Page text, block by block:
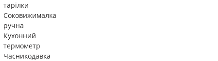
тарілки
Соковижималка
ручна
Кухонний
термометр
Часникодавка